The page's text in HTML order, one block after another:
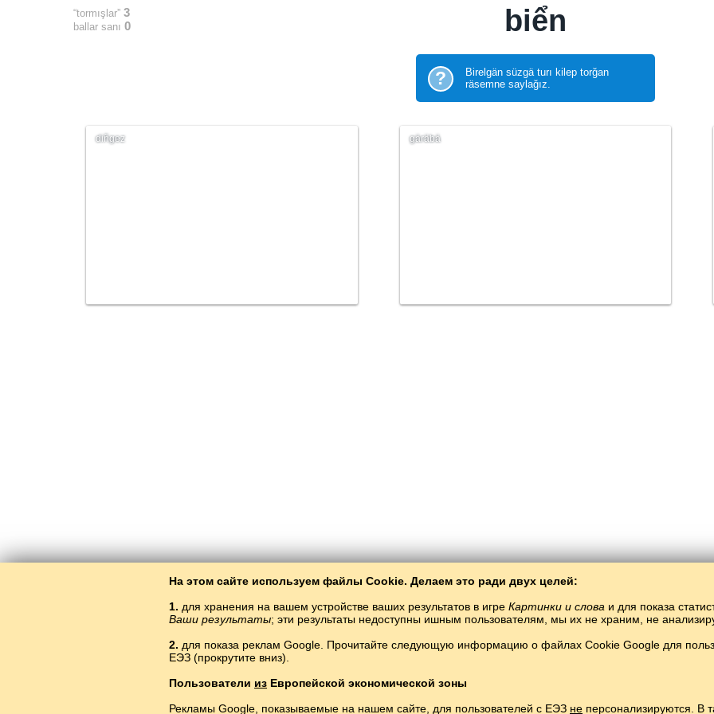
На этом сайте используем файлы Cookie. Делаем это ради двух целей:
1. для хранения на вашем устройстве ваших результатов в игре Картинки и слова и для показа
Ваши результаты; эти результаты недоступны ишным пользователям, мы их не храним, не
2. для показа реклам Google. Прочитайте следующую информацию о файлах Cookie Google для
ЕЭЗ (прокрутите вниз).
Пользователи из Европейской экономической зоны
Рекламы Google, показываемые на нашем сайте, для пользователей с ЕЭЗ не персонализируются. В
“tormışlar” 3
ballar sanı 0 biển
?
Birelgän süzgä turı kilep torğan
räsemne saylağız.
diñgez gäräbä
Balto­Slav/ Räsemnär häm süzlär/ vyet tele räsemnärdä